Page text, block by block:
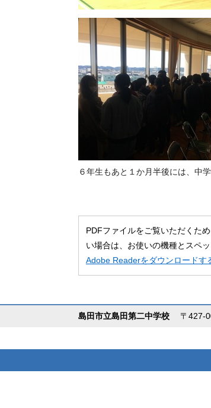
６年生もあと１か月半後には、中
PDFファイルをご覧いただくた
い場合は、お使いの機種とスペ
Adobe Readerをダウンロードす
島田市立島田第二中学校 〒427-